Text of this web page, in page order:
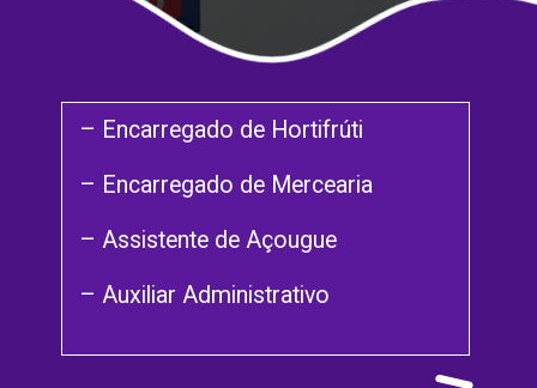
– Encarregado de Hortifrúti
– Encarregado de Mercearia
– Assistente de Açougue
– Auxiliar Administrativo